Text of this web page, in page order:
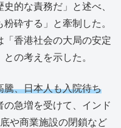
的な責務だ」と述べ、
砕する」と牽制した。
香港社会の大局の安定
の考えを示した。
、日本人も入院待ち
急増を受けて、インド
や商業施設の閉鎖など